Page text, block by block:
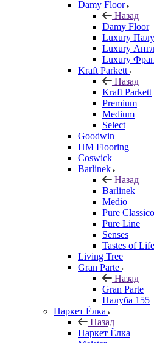
Damy Floor
Назад
Damy Floor
Luxury
Luxury
Luxury
Kraft Parkett
Назад
Kraft Parkett
Premium
Medium
Select
Goodwin
HM Flooring
Coswick
Barlinek
Назад
Barlinek
Medio
Pure
Pure Line
Senses
Tastes of Life
Living Tree
Gran Parte
Назад
Gran Parte
Палуба 155
Паркет Ёлка
Назад
Паркет Ёлка